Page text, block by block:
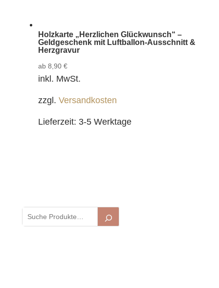
Holzkarte „Herzlichen Glückwunsch“ –
Geldgeschenk mit Luftballon-Ausschnitt &
Herzgravur
ab 8,90 €
inkl. MwSt.
zzgl. Versandkosten
Lieferzeit: 3-5 Werktage